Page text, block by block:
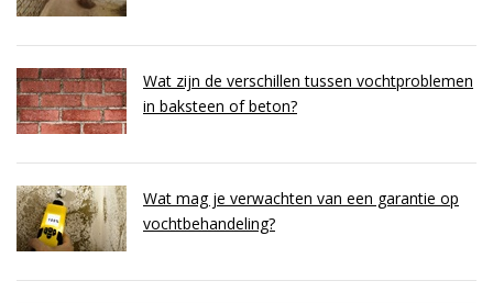
Wat zijn de verschillen tussen vochtproblemen
in baksteen of beton?
Wat mag je verwachten van een garantie op
vochtbehandeling?